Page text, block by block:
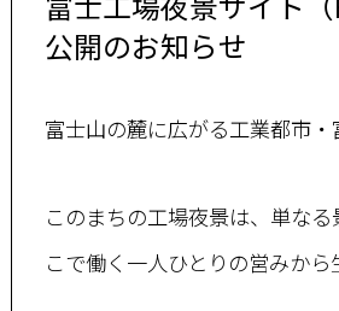
公開のお知らせ
富士山の麓に広がる工業都市・
このまちの工場夜景は、単な
こで働く一人ひとりの営みから